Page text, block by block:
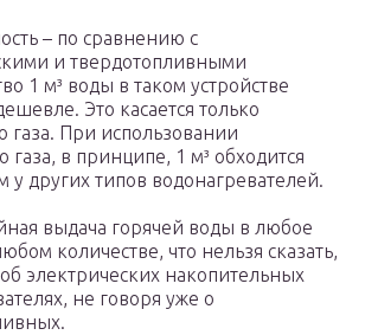
– по сравнению с
и твердотопливными
1 м³ воды в таком устройстве
Это касается только
газа. При использовании
газа, в принципе, 1 м³ обходится
у других типов водонагревателей.
выдача горячей воды в любое
количестве, что нельзя сказать,
электрических накопительных
не говоря уже о